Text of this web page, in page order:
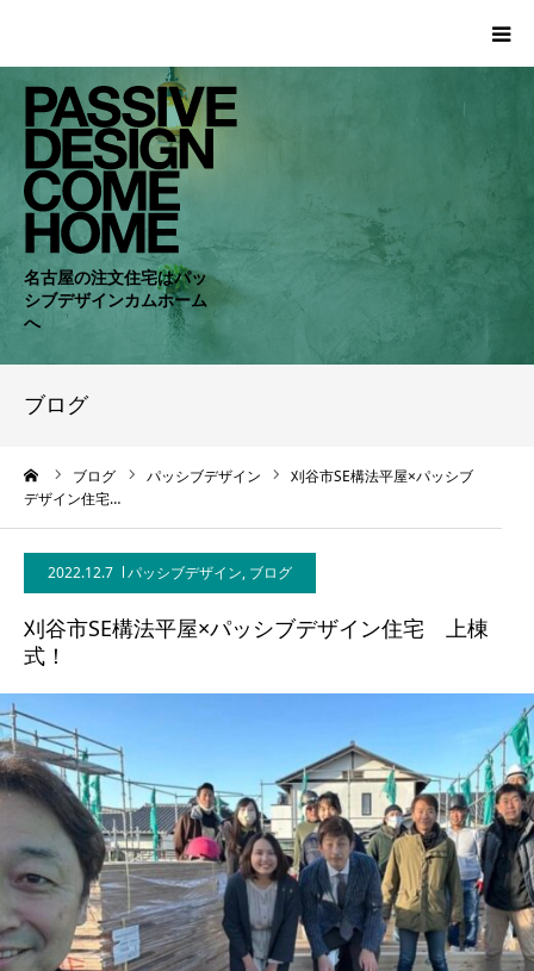
名古屋の注文住宅はパッ
シブデザインカムホーム
へ
ブログ
ブログ パッシブデザイン
刈谷市SE構法平屋×パッシブ
デザイン住宅…
2022.12.7 パッシブデザイン, ブログ
刈谷市SE構法平屋×パッシブデザイン住宅 上棟
式！
HOME
WORKS
COMPANY
CONCEPT
NEWS
BLOG
CONTACT